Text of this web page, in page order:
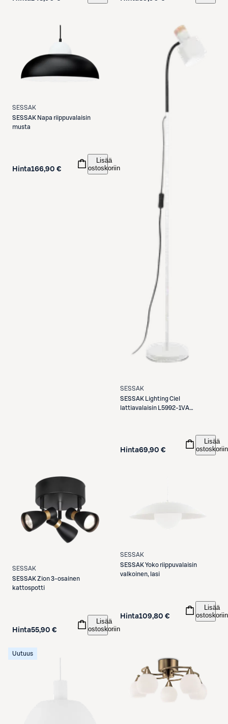
SESSAK
SESSAK Napa riippuvalaisin
musta
Hinta166,90 €
Lisää
ostoskoriin
SESSAK
SESSAK
Lighting Ciel
lattiavalaisin L5992-1VA
Hinta69,90 €
Lisää
ostoskoriin
SESSAK
SESSAKZion 3-osainen
kattospotti
Hinta55,90 €
Lisää
ostoskoriin
SESSAK
SESSAKYoko riippuvalaisin
valkoinen, lasi
Hinta109,80 €
Lisää
ostoskoriin
Uutuus